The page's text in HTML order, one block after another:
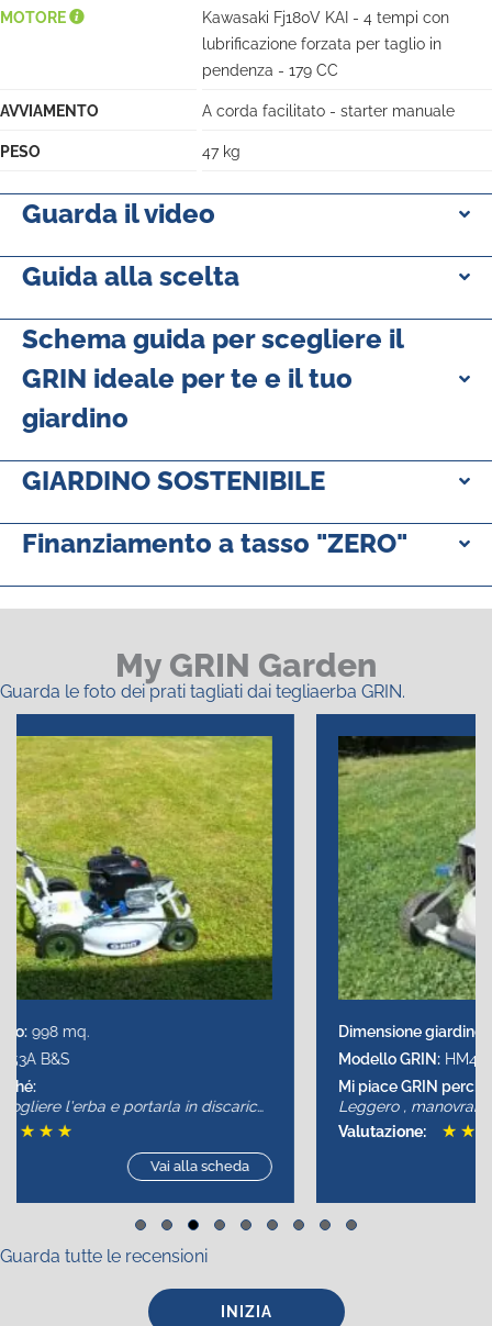
MOTORE
Kawasaki Fj180V KAI - 4 tempi con
lubrificazione forzata per taglio in
pendenza - 179 CC
AVVIAMENTO A corda facilitato - starter manuale
PESO 47 kg
Guarda il video
Guida alla scelta
Schema guida per scegliere il
GRIN ideale per te e il tuo
giardino
GIARDINO SOSTENIBILE
Finanziamento a tasso "ZERO"
My GRIN Garden
Guarda le foto dei prati tagliati dai tegliaerba GRIN.
Dimensione giardino:
Modello GRIN:
Leggero , manovrabile , semplice
Valutazione:
Slide group 1
Slide group 2
Slide group 3
Guarda tutte le recensioni
INIZIA